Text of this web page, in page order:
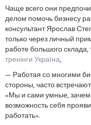
Чаще всего они
делом помочь бизнесу
консультант Ярослав
только через личный
работе большого
тренінги Україна,
— Работая со многими
стороны, часто
«Мы и сами умные,
возможность себя
работать».